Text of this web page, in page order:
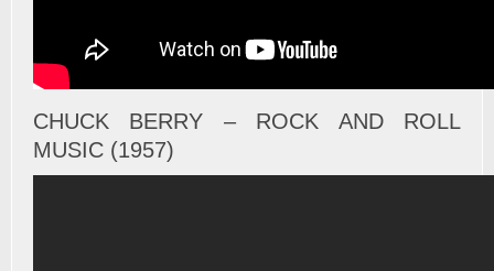
CHUCK BERRY – ROCK AND ROLL
MUSIC (1957)